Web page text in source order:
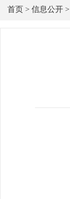
首页 > 信息公开 >